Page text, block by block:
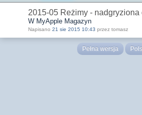
2015-05 Reżimy - nadgryziona
W MyApple Magazyn
Napisano 21 sie 2015 10:43 przez tomasz
Pełna wersja